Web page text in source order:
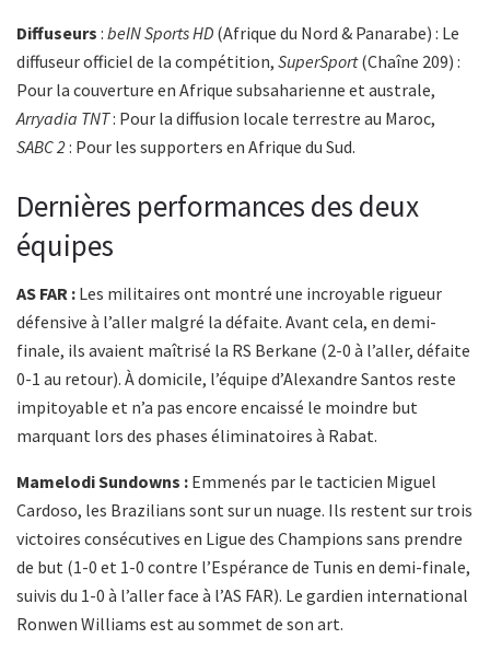
Diffuseurs : beIN Sports HD (Afrique du Nord & Panarabe) : Le
diffuseur officiel de la compétition, SuperSport(Chaîne 209) :
Pour la couverture en Afrique subsaharienne et australe,
Arryadia TNT: Pour la diffusion locale terrestre au Maroc,
SABC 2: Pour les supporters en Afrique du Sud.
Dernières performances des deux
équipes
AS FAR : Les militaires ont montré une incroyable rigueur
défensive à l’aller malgré la défaite. Avant cela, en demi-
finale, ils avaient maîtrisé la RS Berkane (2-0 à l’aller, défaite
0-1 au retour). À domicile, l’équipe d’Alexandre Santos reste
impitoyable et n’a pas encore encaissé le moindre but
marquant lors des phases éliminatoires à Rabat.
Mamelodi Sundowns : Emmenés par le tacticien Miguel
Cardoso, les Brazilians sont sur un nuage. Ils restent sur trois
victoires consécutives en Ligue des Champions sans prendre
de but (1-0 et 1-0 contre l’Espérance de Tunis en demi-finale,
suivis du 1-0 à l’aller face à l’AS FAR). Le gardien international
Ronwen Williams est au sommet de son art.